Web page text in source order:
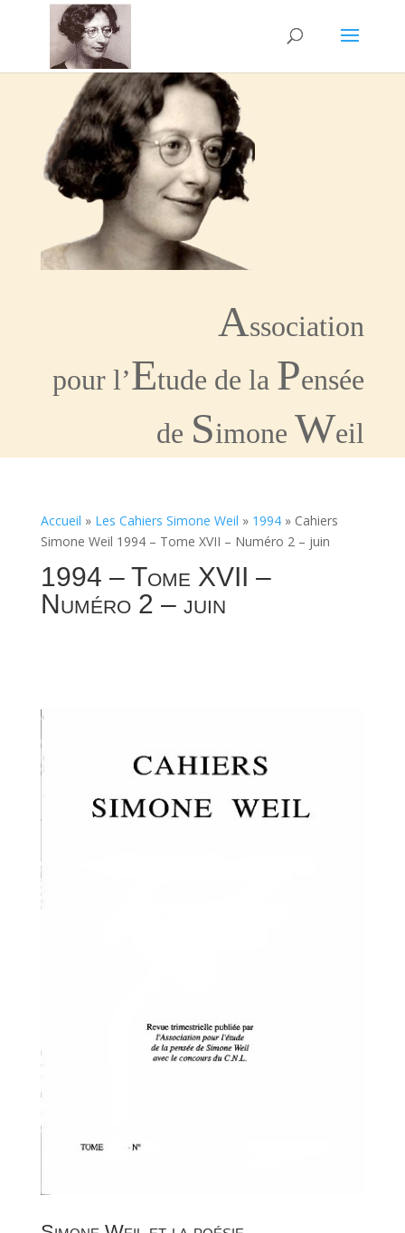
Association
pour l’Etude de la Pensée
de Simone Weil
Accueil » Les Cahiers Simone Weil » 1994» Cahiers
Simone Weil 1994 – Tome XVII – Numéro 2 – juin
1994 – Tome XVII –
Numéro 2 – juin